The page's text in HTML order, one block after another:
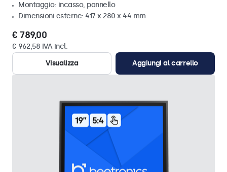
Montaggio: incasso, pannello
Dimensioni esterne: 417 x 280 x 44 mm
€ 789,00
€ 962,58 IVA incl.
Visualizza
Aggiungi al carrello